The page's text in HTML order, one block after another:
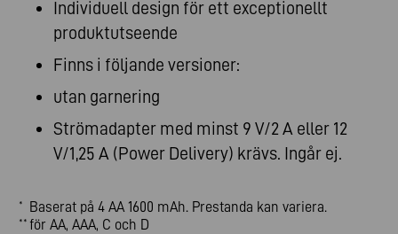
Individuell design för ett exceptionellt
produktutseende
Finns i följande versioner:
utan garnering
Strömadapter med minst 9 V/2 A eller 12
V/1,25 A (Power Delivery) krävs. Ingår ej.
* Baserat på 4 AA 1600 mAh. Prestanda kan variera.
** för AA, AAA, C och D